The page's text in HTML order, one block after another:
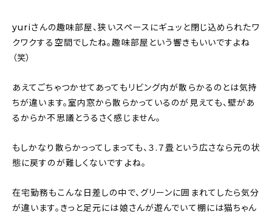
yuriさんの趣味部屋、狭いスペースにギュッと閉じ込められたワ
クワクする空間でしたね。趣味部屋という響きもいいですよね
（笑）
あえてごちゃつかせてあってもリビング内が散らかるのとは気持
ちが違います。室内窓から散らかっているのが見えても、壁があ
るからか不思議とうるさく感じません。
もしかなり散らかっってしまっても、３.７畳という広さなら元の状
態に戻すのが難しくないですよね。
在宅勤務もこんな日差しの中で、グリーンに囲まれてしたら気分
が違います。きっと足元には娘さんが遊んでいて棚には猫ちゃん